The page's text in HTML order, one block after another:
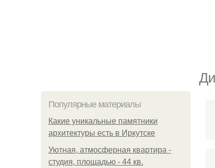
Популярные материалы
Какие уникальные памятники
архитектуры есть в Иркутске
Уютная, атмосферная квартира -
студия, площадью - 44 кв.